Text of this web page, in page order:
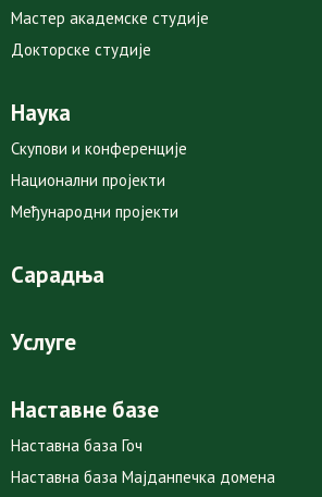
Мастер академске студије
Докторске студије
Наука
Скупови и конференције
Национални пројекти
Међународни пројекти
Сарадња
Услуге
Наставне базе
Наставна база Гоч
Наставна база Мајданпечка домена